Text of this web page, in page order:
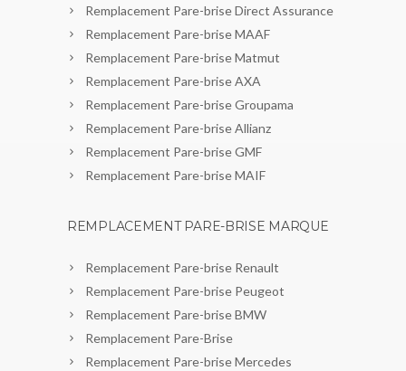
Remplacement Pare-brise Direct Assurance
Remplacement Pare-brise MAAF
Remplacement Pare-brise Matmut
Remplacement Pare-brise AXA
Remplacement Pare-brise Groupama
Remplacement Pare-brise Allianz
Remplacement Pare-brise GMF
Remplacement Pare-brise MAIF
REMPLACEMENT PARE-BRISE MARQUE
Remplacement Pare-brise Renault
Remplacement Pare-brise Peugeot
Remplacement Pare-brise BMW
Remplacement Pare-Brise
Remplacement Pare-brise Mercedes